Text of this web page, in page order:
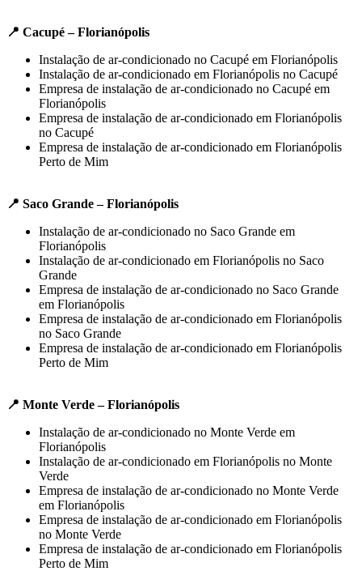
📍 Cacupé – Florianópolis
Instalação de ar-condicionado no Cacupé em Florianópolis
Instalação de ar-condicionado em Florianópolis no Cacupé
Empresa de instalação de ar-condicionado no Cacupé em
Florianópolis
Empresa de instalação de ar-condicionado em Florianópolis
no Cacupé
Empresa de instalação de ar-condicionado em Florianópolis
Perto de Mim
📍 Saco Grande – Florianópolis
Instalação de ar-condicionado no Saco Grande em
Florianópolis
Instalação de ar-condicionado em Florianópolis no Saco
Grande
Empresa de instalação de ar-condicionado no Saco Grande
em Florianópolis
Empresa de instalação de ar-condicionado em Florianópolis
no Saco Grande
Empresa de instalação de ar-condicionado em Florianópolis
Perto de Mim
📍 Monte Verde – Florianópolis
Instalação de ar-condicionado no Monte Verde em
Florianópolis
Instalação de ar-condicionado em Florianópolis no Monte
Verde
Empresa de instalação de ar-condicionado no Monte Verde
em Florianópolis
Empresa de instalação de ar-condicionado em Florianópolis
no Monte Verde
Empresa de instalação de ar-condicionado em Florianópolis
Perto de Mim